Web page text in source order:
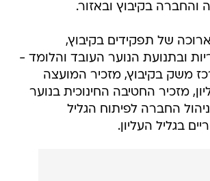
והחברה בקיבוץ ובאזור.
של תפקידים בקיבוץ,
ובתנועת הנוער העובד והלומד -
משק בקיבוץ, מזכיר המועצה
מזכיר החטיבה החינוכית בנוער
החברה לפיתוח הגליל
בגליל העליון.